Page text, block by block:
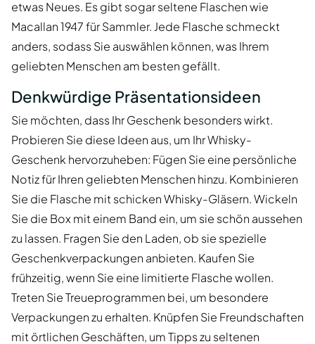
etwas Neues. Es gibt sogar seltene Flaschen wie
Macallan 1947 für Sammler. Jede Flasche schmeckt
anders, sodass Sie auswählen können, was Ihrem
geliebten Menschen am besten gefällt.
Denkwürdige Präsentationsideen
Sie möchten, dass Ihr Geschenk besonders wirkt.
Probieren Sie diese Ideen aus, um Ihr Whisky-
Geschenk hervorzuheben: Fügen Sie eine persönliche
Notiz für Ihren geliebten Menschen hinzu. Kombinieren
Sie die Flasche mit schicken Whisky-Gläsern. Wickeln
Sie die Box mit einem Band ein, um sie schön aussehen
zu lassen. Fragen Sie den Laden, ob sie spezielle
Geschenkverpackungen anbieten. Kaufen Sie
frühzeitig, wenn Sie eine limitierte Flasche wollen.
Treten Sie Treueprogrammen bei, um besondere
Verpackungen zu erhalten. Knüpfen Sie Freundschaften
mit örtlichen Geschäften, um Tipps zu seltenen